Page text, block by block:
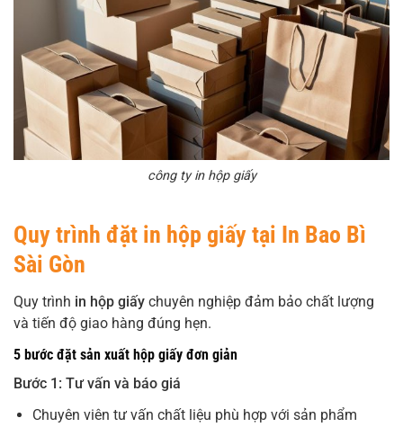
công ty in hộp giấy
Quy trình đặt in hộp giấy tại In Bao Bì
Sài Gòn
Quy trình in hộp giấy chuyên nghiệp đảm bảo chất lượng
và tiến độ giao hàng đúng hẹn.
5 bước đặt sản xuất hộp giấy đơn giản
Bước 1: Tư vấn và báo giá
Chuyên viên tư vấn chất liệu phù hợp với sản phẩm